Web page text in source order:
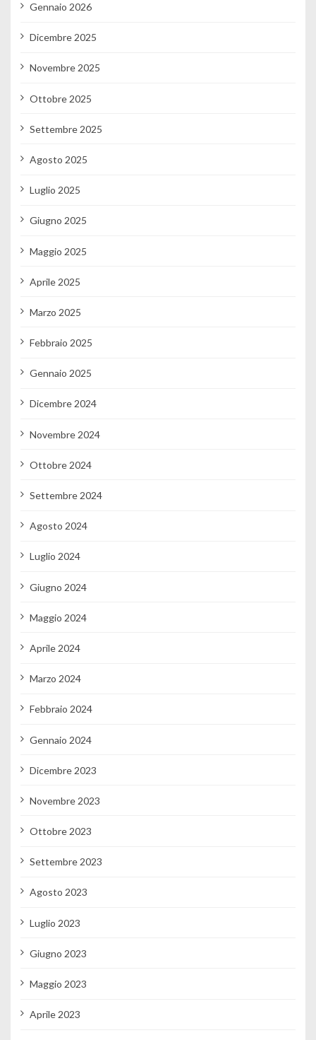
Gennaio 2026
Dicembre 2025
Novembre 2025
Ottobre 2025
Settembre 2025
Agosto 2025
Luglio 2025
Giugno 2025
Maggio 2025
Aprile 2025
Marzo 2025
Febbraio 2025
Gennaio 2025
Dicembre 2024
Novembre 2024
Ottobre 2024
Settembre 2024
Agosto 2024
Luglio 2024
Giugno 2024
Maggio 2024
Aprile 2024
Marzo 2024
Febbraio 2024
Gennaio 2024
Dicembre 2023
Novembre 2023
Ottobre 2023
Settembre 2023
Agosto 2023
Luglio 2023
Giugno 2023
Maggio 2023
Aprile 2023